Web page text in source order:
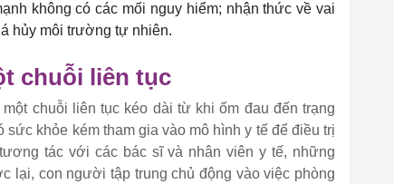
không có các mối nguy hiểm; nhận thức về vai
hủy môi trường tự nhiên.
chuỗi liên tục
chuỗi liên tục kéo dài từ khi ốm đau đến trạng
khỏe kém tham gia vào mô hình y tế để điều trị
tác với các bác sĩ và nhân viên y tế, những
lại, con người tập trung chủ động vào việc phòng